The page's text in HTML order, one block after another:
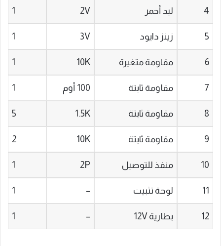
4 ليد أحمر 2V
1
5 زينز دايود 3V
1
6 مقاومة متغيرة 10K
1
7 مقاومة ثابتة 100 أوم 1
8 مقاومة ثابتة 1.5K
5
9 مقاومة ثابتة 10K
2
10 منفذ للتوصيل 2P
1
11 لوحة تثبيت –
1
12 بطارية 12V –
1